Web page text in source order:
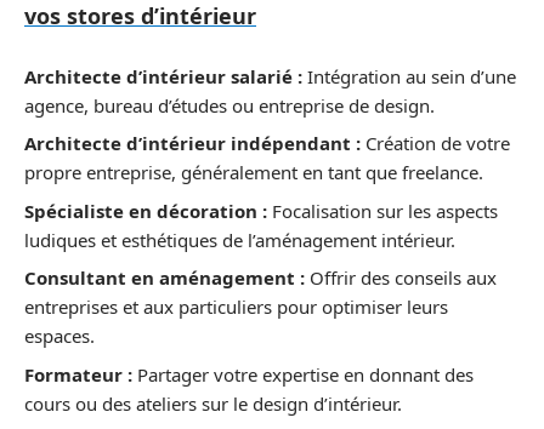
vos stores d’intérieur
Architecte d’intérieur salarié : Intégration au sein d’une
agence, bureau d’études ou entreprise de design.
Architecte d’intérieur indépendant : Création de votre
propre entreprise, généralement en tant que freelance.
Spécialiste en décoration : Focalisation sur les aspects
ludiques et esthétiques de l’aménagement intérieur.
Consultant en aménagement : Offrir des conseils aux
entreprises et aux particuliers pour optimiser leurs
espaces.
Formateur : Partager votre expertise en donnant des
cours ou des ateliers sur le design d’intérieur.